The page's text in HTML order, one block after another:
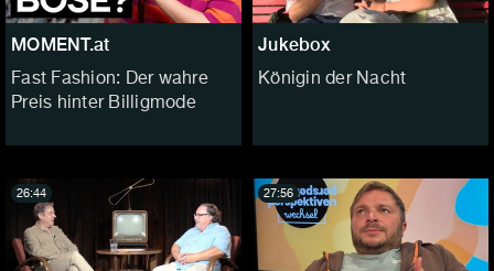
MOMENT.at
Fast Fashion: Der wahre
Preis hinter Billigmode
Jukebox
Königin der Nacht
26:44 27:56